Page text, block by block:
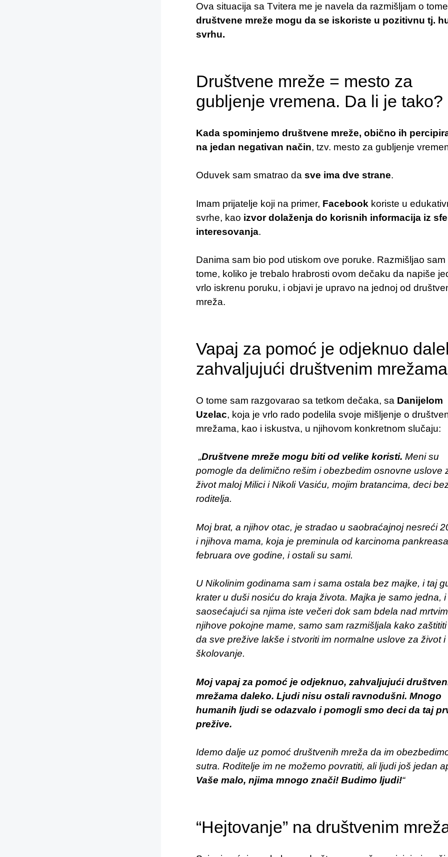
Ova situacija sa Tvitera me je navela da razmišljam o
društvene mreže mogu da se iskoriste u pozitivnu tj.
svrhu.
Društvene mreže = mesto za
gubljenje vremena. Da li je tako?
Kada spominjemo društvene mreže, obično ih
na jedan negativan način, tzv. mesto za gubljenje
Oduvek sam smatrao da sve ima dve strane.
Imam prijatelje koji na primer, Facebook koriste u
svrhe, kao izvor dolaženja do korisnih informacija iz
interesovanja.
Danima sam bio pod utiskom ove poruke. Razmišljao sam
tome, koliko je trebalo hrabrosti ovom dečaku da napiše
vrlo iskrenu poruku, i objavi je upravo na jednoj od
mreža.
Vapaj za pomoć je odjeknuo
zahvaljujući društvenim
O tome sam razgovarao sa tetkom dečaka, sa Danijelom
Uzelac, koja je vrlo rado podelila svoje mišljenje o
mrežama, kao i iskustva, u njihovom konkretnom slučaju:
„Društvene mreže mogu biti od velike koristi. Meni su
pomogle da delimično rešim i obezbedim osnovne uslove
život maloj Milici i Nikoli Vasiću, mojim bratancima, deci
roditelja.
Moj brat, a njihov otac, je stradao u saobraćajnoj nesreći
i njihova mama, koja je preminula od karcinoma
februara ove godine, i ostali su sami.
U Nikolinim godinama sam i sama ostala bez majke, i taj
krater u duši nosiću do kraja života. Majka je samo jedna, i
saosećajući sa njima iste večeri dok sam bdela nad
njihove pokojne mame, samo sam razmišljala kako zaštititi
da sve prežive lakše i stvoriti im normalne uslove za život i
školovanje.
Moj vapaj za pomoć je odjeknuo, zahvaljujući
mrežama daleko. Ljudi nisu ostali ravnodušni. Mnogo
humanih ljudi se odazvalo i pomogli smo deci da taj
prežive.
Idemo dalje uz pomoć društvenih mreža da im
sutra. Roditelje im ne možemo povratiti, ali ljudi još jedan
Vaše malo, njima mnogo znači! Budimo ljudi!“
“Hejtovanje” na društvenim